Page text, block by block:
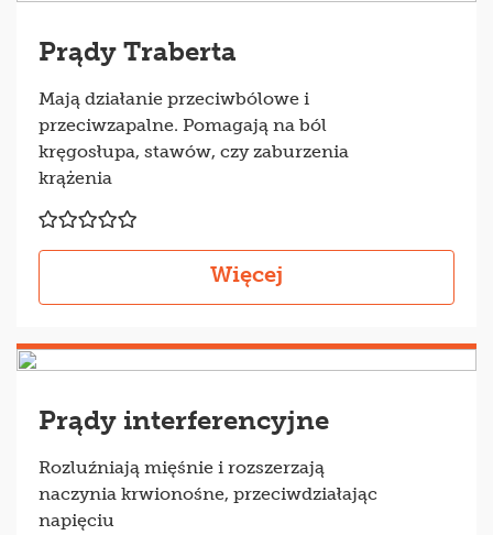
Prądy Traberta
Mają działanie przeciwbólowe i
przeciwzapalne. Pomagają na ból
kręgosłupa, stawów, czy zaburzenia
krążenia
Więcej
Prądy interferencyjne
Rozluźniają mięśnie i rozszerzają
naczynia krwionośne, przeciwdziałając
napięciu